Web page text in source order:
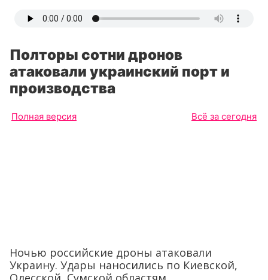
Полторы сотни дронов
атаковали украинский порт и
производства
Полная версия Всё за сегодня
Ночью российские дроны атаковали
Украину. Удары наносились по Киевской,